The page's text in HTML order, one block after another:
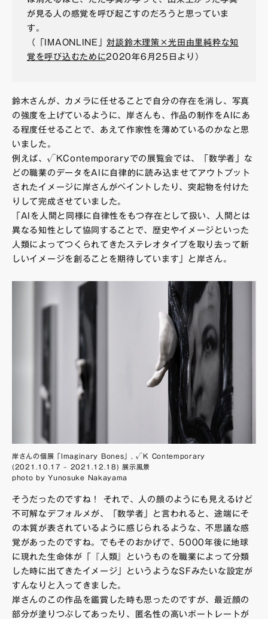
が見る人の感覚を呼び起こすのだろうと思っていま
す。
（「IMAONLINE」対談鈴木理策×光田由里純粋な知
覚を呼び込むために2020年6月25日より）
鈴木さんが、カメラに任せることで自分の存在を消し、写真
の強度を上げているように、岸さんも、作品の制作をAIにあ
る程度任せることで、あえて作家性を薄めているのかなと思
いました。
例えば、√KContemporaryでの展覧会では、「数学者」な
どの職業のデータをAIに自律的に読み込ませてアウトプット
されたイメージに岸さんがペイントしたり、突起物を付けた
りして完成させていました。
「AIを人間と同様に自律性をもつ存在として扱い、人間とは
異なる知性として協同することで、歴史やイメージといった
人類によってつくられてきたステレオタイプを取り去って新
しいイメージを創ることを期待しています」と岸さん。
岸さんの個展「Imaginary Bones」, √K Contemporary
(2021.10.17 – 2021.12.18) 展示風景
photo by Yunosuke Nakayama
そうだったのですね！ それで、人の顔のようにも見えるけど
不可解なデフォルメが、「数学者」と言われると、途端にそ
の本質が表されているように感じられるような、不思議な感
覚があったのですね。でもそのおかげで、5000年後に地球
に現れた生命体が「『人類』というものを職業によって分類
した時に出てきたイメージ」というようなSFみたいな設定が
すんなりと入ってきました。
岸さんのこの作品を鑑賞した時も思ったのですが、最近顔の
部分が塗りつぶしてあったり、匿名性の高いポートレートが